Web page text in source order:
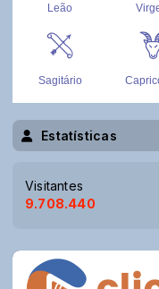
Estatísticas
Visitantes
9.708.440